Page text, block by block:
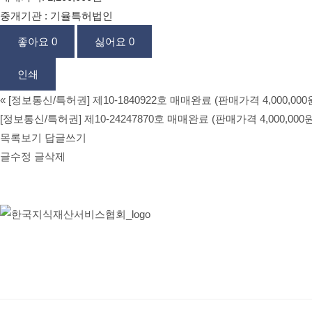
중개기관 : 기율특허법인
좋아요 0 싫어요 0
인쇄
« [정보통신/특허권] 제10-1840922호 매매완료 (판매가격 4,000,000
[정보통신/특허권] 제10-24247870호 매매완료 (판매가격 4,000,000
목록보기 답글쓰기
글수정 글삭제